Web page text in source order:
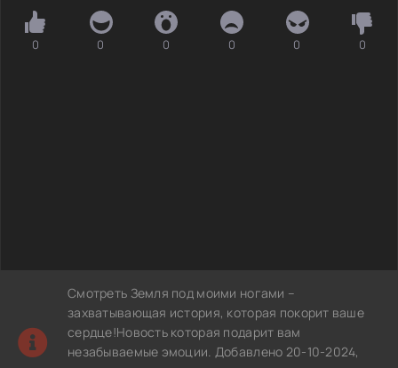
0 0 0 0 0 0
Смотреть Земля под моими ногами –
захватывающая история, которая покорит ваше
сердце!Новость которая подарит вам
незабываемые эмоции. Добавлено 20-10-2024,